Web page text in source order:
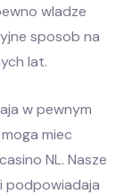
wladze
sposob na
lat.
w pewnym
miec
NL. Nasze
podpowiadaja